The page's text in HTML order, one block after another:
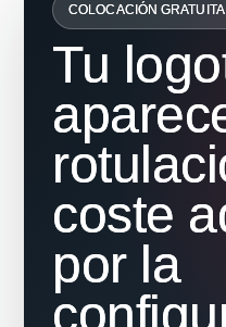
COLOCACIÓN
Tu
coste
por la